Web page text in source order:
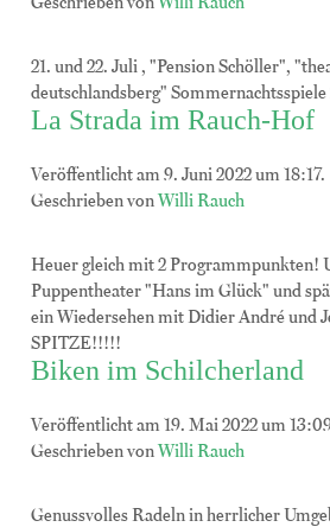
21. und 22. Juli , "Pension Schöller",
deutschlandsberg" Sommernachtsspiele
La Strada im Rauch-Hof
Veröffentlicht am 9. Juni 2022 um 18:17.
Geschrieben vonWilli Rauch
Heuer gleich mit 2 Programmpunkten!
Puppentheater "Hans im Glück" und
ein Wiedersehen mit Didier André und
SPITZE!!!!!
Biken im Schilcherland
Veröffentlicht am 19. Mai 2022 um
Geschrieben vonWilli Rauch
Genussvolles Radeln in herrlicher